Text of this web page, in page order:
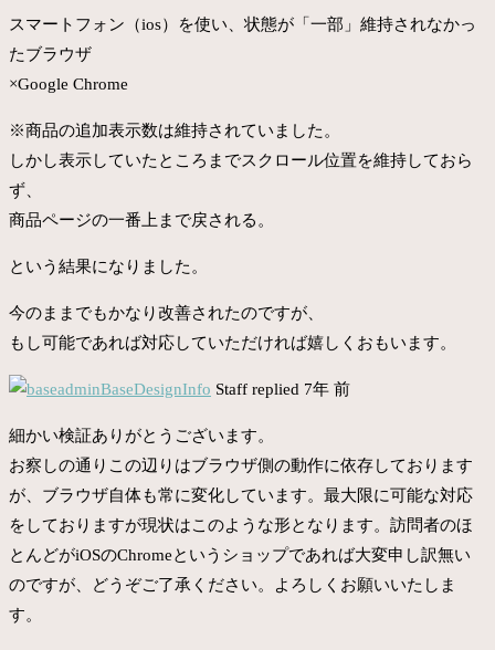
スマートフォン（ios）を使い、状態が「一部」維持されなかっ
たブラウザ
×Google Chrome
※商品の追加表示数は維持されていました。
しかし表示していたところまでスクロール位置を維持しておら
ず、
商品ページの一番上まで戻される。
という結果になりました。
今のままでもかなり改善されたのですが、
もし可能であれば対応していただければ嬉しくおもいます。
BaseDesignInfo Staff replied 7年 前
細かい検証ありがとうございます。
お察しの通りこの辺りはブラウザ側の動作に依存しております
が、ブラウザ自体も常に変化しています。最大限に可能な対応
をしておりますが現状はこのような形となります。訪問者のほ
とんどがiOSのChromeというショップであれば大変申し訳無い
のですが、どうぞご了承ください。よろしくお願いいたしま
す。